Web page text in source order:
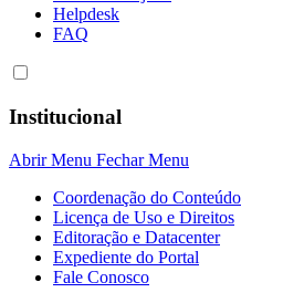
Helpdesk
FAQ
Institucional
Abrir Menu Fechar Menu
Coordenação do Conteúdo
Licença de Uso e Direitos
Editoração e Datacenter
Expediente do Portal
Fale Conosco